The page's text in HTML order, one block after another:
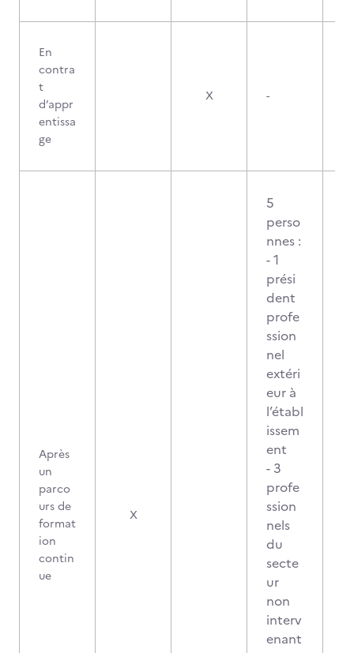
En
contra
t
d’appr
entissa
ge
X -
Après
un
parco
urs de
format
ion
contin
ue
X
5
perso
nnes :
- 1
prési
dent
profe
ssion
nel
extéri
eur à
l’établ
issem
ent
- 3
profe
ssion
nels
du
secte
ur
non
interv
enant